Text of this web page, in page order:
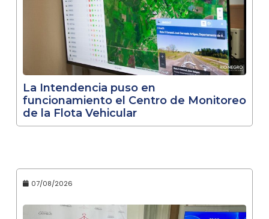
La Intendencia puso en
funcionamiento el Centro de Monitoreo
de la Flota Vehicular
07/08/2026